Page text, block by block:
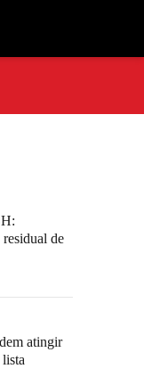
de
atingir